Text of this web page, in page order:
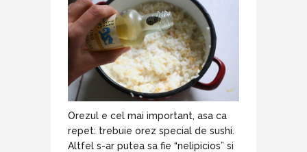
Orezul e cel mai important, asa ca
repet: trebuie orez special de sushi.
Altfel s-ar putea sa fie “nelipicios” si